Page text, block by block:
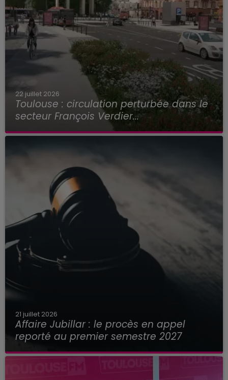
22 juillet 2026
Toulouse : circulation perturbée dans le
secteur François Verdier...
21 juillet 2026
Affaire Jubillar : le procès en appel
reporté au premier semestre 2027